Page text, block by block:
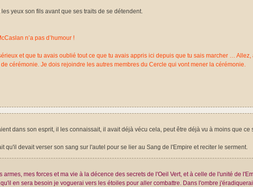
yeux son fils avant que ses traits de se détendent.
n’a pas d’humour !
et que tu avais oublié tout ce que tu avais appris ici depuis que tu sais marcher …
cérémonie. Je dois rejoindre les autres membres du Cercle qui vont mener la cérémonie.
dans son esprit, il les connaissait, il avait déjà vécu cela, peut être déjà vu à moins que
qu'il devait verser son sang sur l'autel pour se lier au Sang de l'Empire et reciter le serment.
armes, mes forces et ma vie à la décence des secrets de l'Oeil Vert, et à celle de l'unité de
en sera besoin je voguerai vers les étoiles pour aller combattre. Dans l'ombre